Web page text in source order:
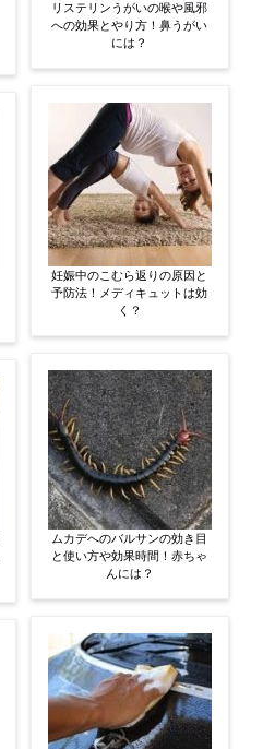
リステリンうがいの喉や風邪
への効果とやり方！鼻うがい
には？
妊娠中のこむら返りの原因と
予防法！メディキュットは効
く？
ムカデへのバルサンの効き目
と使い方や効果時間！赤ちゃ
んには？